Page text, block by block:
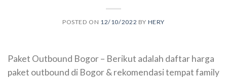
POSTED ON 12/10/2022 BY HERY
Paket Outbound Bogor – Berikut adalah daftar harga
paket outbound di Bogor & rekomendasi tempat family